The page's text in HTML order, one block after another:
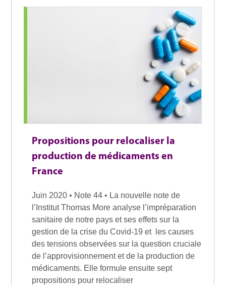
Propositions pour relocaliser la
production de médicaments en
France
Juin 2020 • Note 44 • La nouvelle note de
l’Institut Thomas More analyse l’impréparation
sanitaire de notre pays et ses effets sur la
gestion de la crise du Covid-19 et les causes
des tensions observées sur la question cruciale
de l’approvisionnement et de la production de
médicaments. Elle formule ensuite sept
propositions pour relocaliser